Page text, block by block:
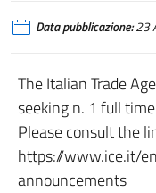
Data pubblicazione:23
The Italian Trade
seeking n. 1 full
Please consult the
https://www.ice.it/
announcements